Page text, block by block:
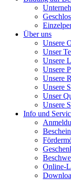
Über uns
Unsere
Unser
Unsere
Unsere
Unsere
Unsere
Unser
Unsere
Info und
Online-